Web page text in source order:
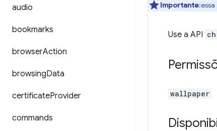
audio
bookmarks
browserAction
browsingData
certificateProvider
commands
Importante
Use a API
wallpaper